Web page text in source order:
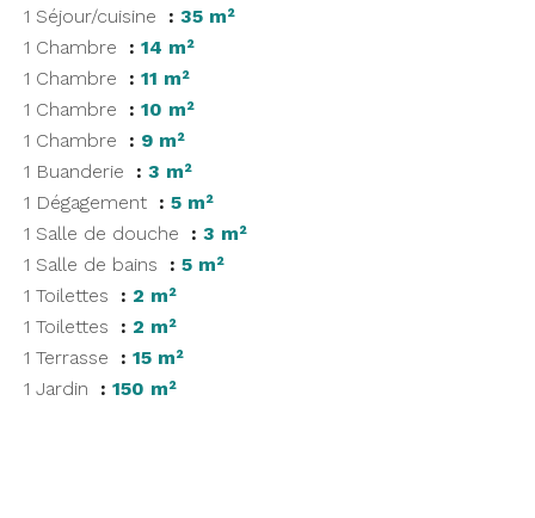
1 Séjour/cuisine
35 m²
1 Chambre
14 m²
1 Chambre
11 m²
1 Chambre
10 m²
1 Chambre
9 m²
1 Buanderie
3 m²
1 Dégagement
5 m²
1 Salle de douche
3 m²
1 Salle de bains
5 m²
1 Toilettes
2 m²
1 Toilettes
2 m²
1 Terrasse
15 m²
1 Jardin
150 m²